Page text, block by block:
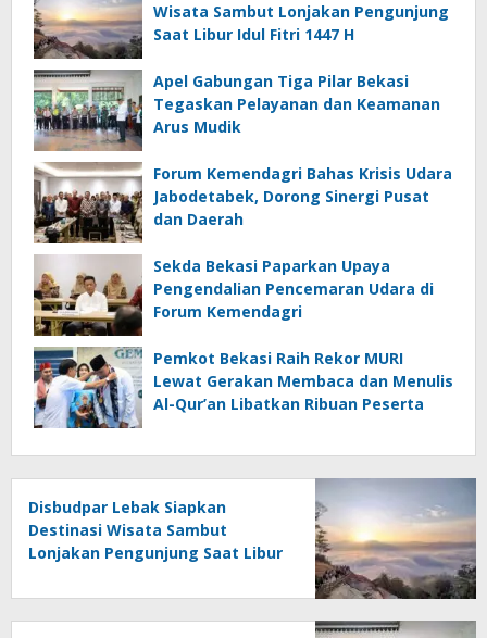
Wisata Sambut Lonjakan Pengunjung
Saat Libur Idul Fitri 1447 H
Apel Gabungan Tiga Pilar Bekasi
Tegaskan Pelayanan dan Keamanan
Arus Mudik
Forum Kemendagri Bahas Krisis Udara
Jabodetabek, Dorong Sinergi Pusat
dan Daerah
Sekda Bekasi Paparkan Upaya
Pengendalian Pencemaran Udara di
Forum Kemendagri
Pemkot Bekasi Raih Rekor MURI
Lewat Gerakan Membaca dan Menulis
Al-Qur’an Libatkan Ribuan Peserta
Disbudpar Lebak Siapkan
Destinasi Wisata Sambut
Lonjakan Pengunjung Saat Libur